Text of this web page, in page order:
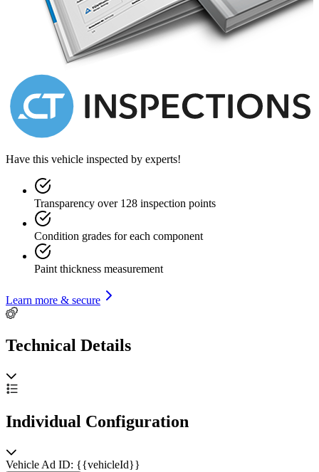
Have this vehicle inspected by experts!
Transparency over 128 inspection points
Condition grades for each component
Paint thickness measurement
Learn more & secure
Technical Details
Individual Configuration
Vehicle Ad ID: {{vehicleId}}